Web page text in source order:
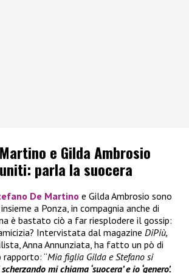
e Gilda Ambrosio
parla la suocera
De Martino e Gilda Ambrosio sono
a Ponza, in compagnia anche di
è bastato ciò a far riesplodere il gossip:
Intervistata dal magazine DiPiù,
Anna Annunziata, ha fatto un pò di
“Mia figlia Gilda e Stefano si
mi chiama ‘suocera’ e io ‘genero’.